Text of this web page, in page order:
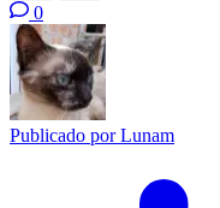
0
Publicado porLunam